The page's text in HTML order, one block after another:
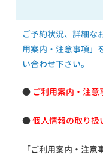
ご予約状況、詳細な
用案内・注意事項」
い合わせ下さい。
● ご利用案内・注意
●個人情報の取り扱
「ご利用案内・注